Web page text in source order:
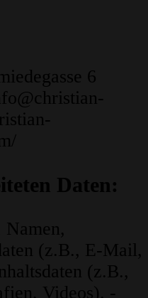
6
Daten:
Namen,
(z.B., E-Mail,
(z.B.,
Videos). -